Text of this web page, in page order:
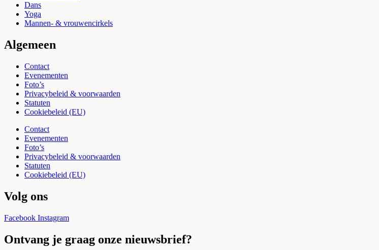
Dans
Yoga
Mannen- & vrouwencirkels
Algemeen
Contact
Evenementen
Foto’s
Privacybeleid & voorwaarden
Statuten
Cookiebeleid (EU)
Contact
Evenementen
Foto’s
Privacybeleid & voorwaarden
Statuten
Cookiebeleid (EU)
Volg ons
Facebook Instagram
Ontvang je graag onze nieuwsbrief?